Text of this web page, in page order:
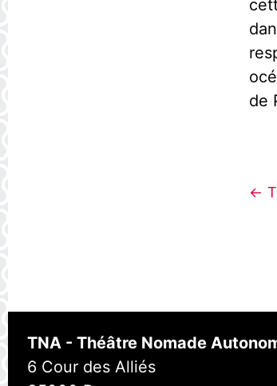
de
TNA - Théâtre Nomade
6 Cour des Alliés